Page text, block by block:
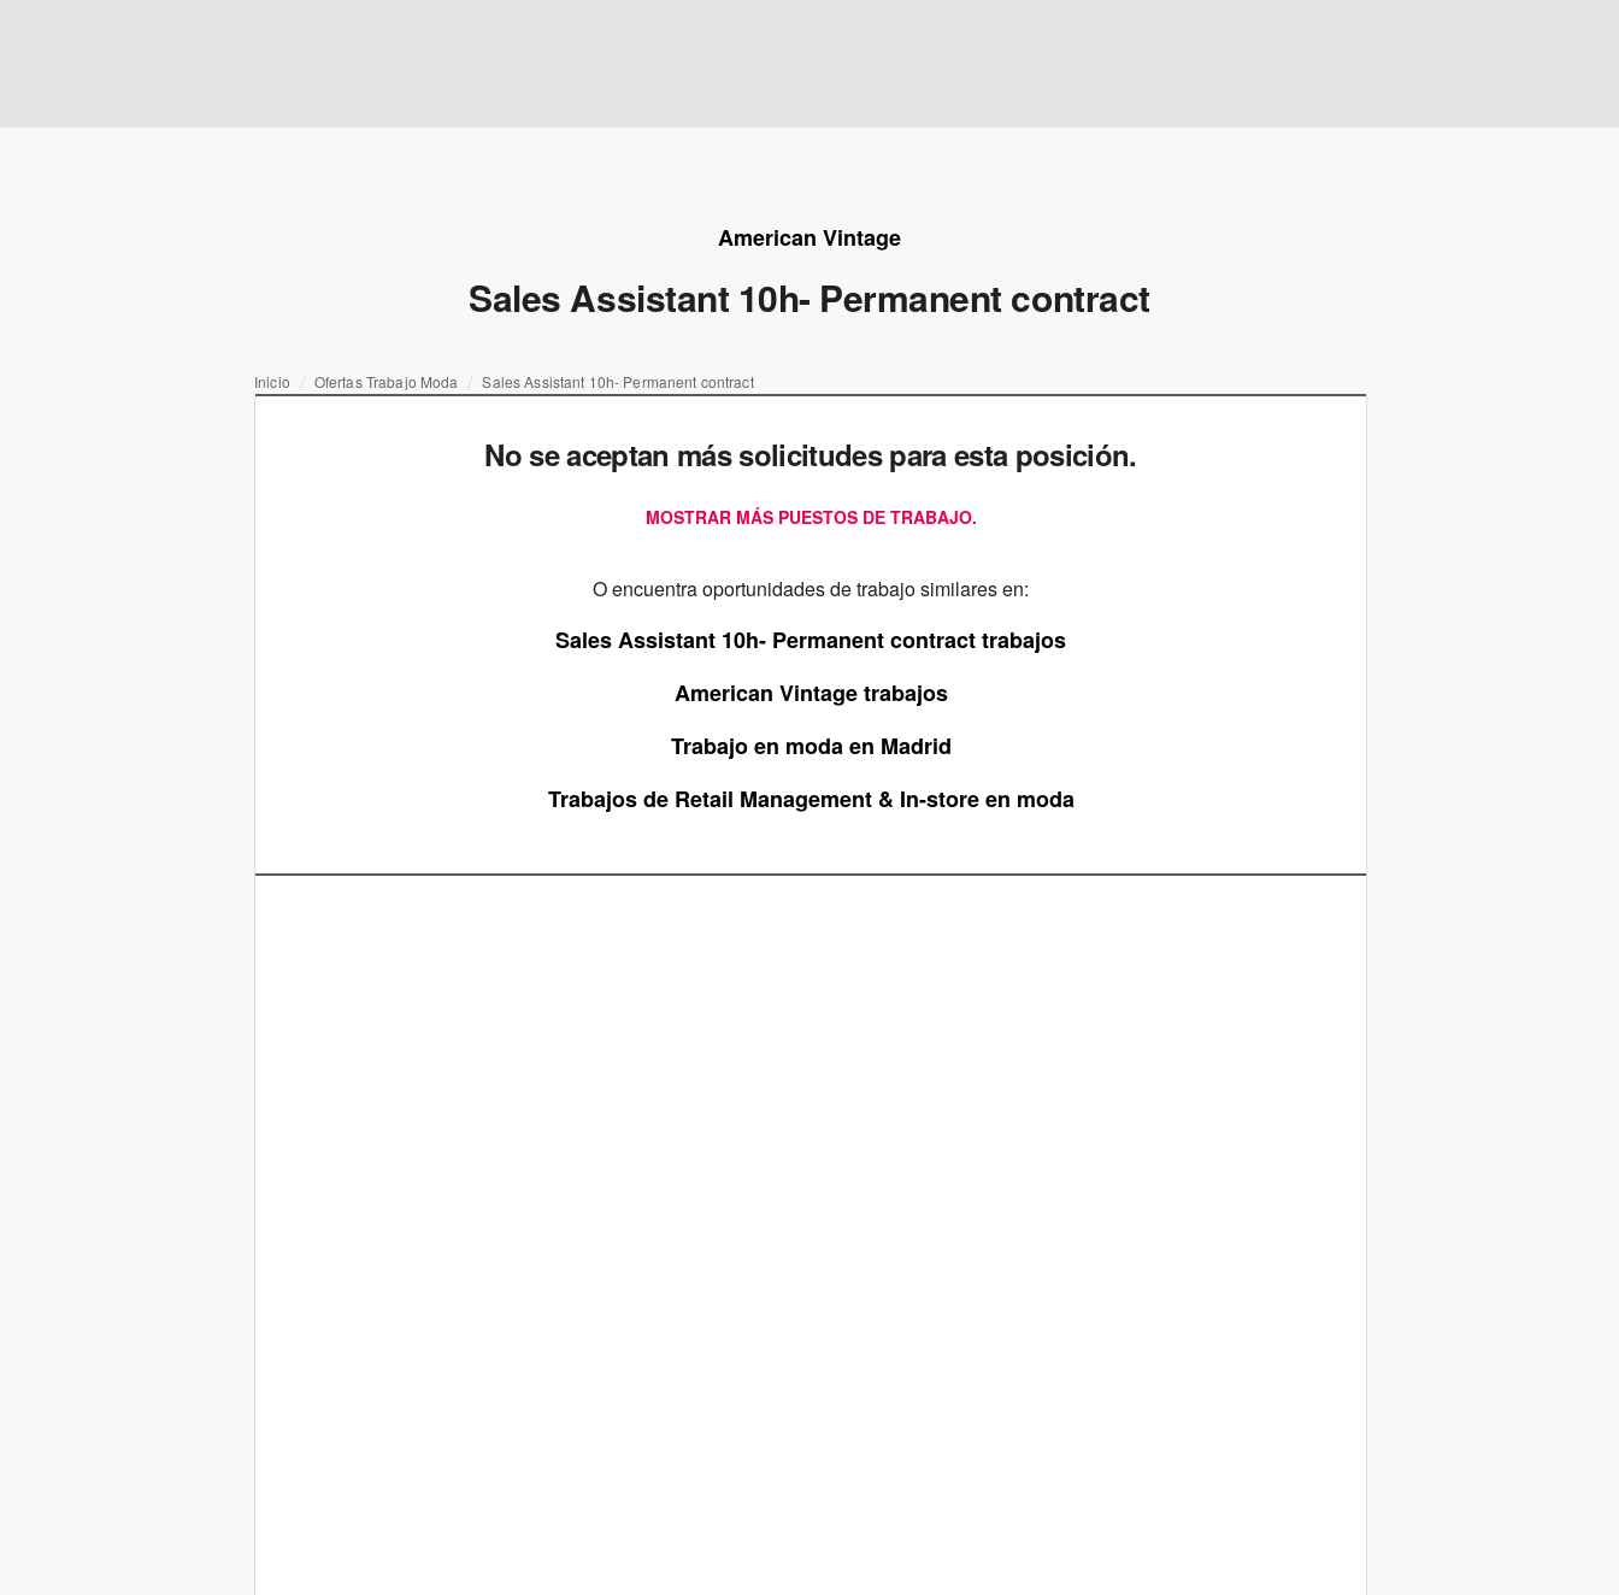
American Vintage
Sales Assistant 10h- Permanent contract
Inicio Ofertas Trabajo Moda Sales Assistant 10h- Permanent contract
No se aceptan más solicitudes para esta posición.
MOSTRAR MÁS PUESTOS DE TRABAJO.
O encuentra oportunidades de trabajo similares en:
Sales Assistant 10h- Permanent contract trabajos
American Vintage trabajos
Trabajo en moda en Madrid
Trabajos de Retail Management & In-store en moda